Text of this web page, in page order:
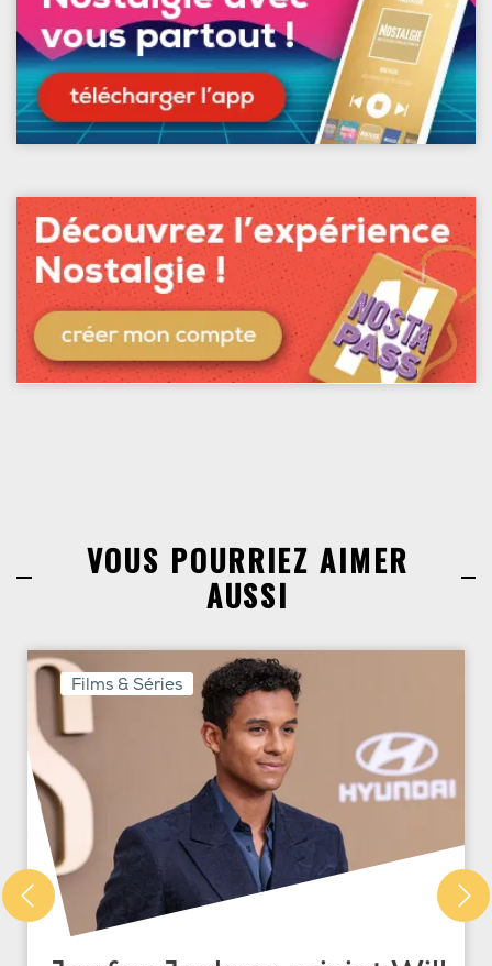
VOUS POURRIEZ AIMER
AUSSI
Films & Séries